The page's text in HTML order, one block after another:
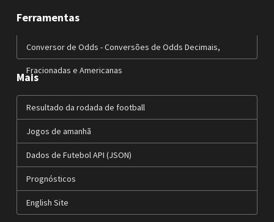
Ferramentas
Conversor de Odds - Conversões de Odds Decimais,
Fracionadas e Americanas
Mais
Resultado da rodada de football
Jogos de amanhã
Dados de Futebol API (JSON)
Prognósticos
English Site